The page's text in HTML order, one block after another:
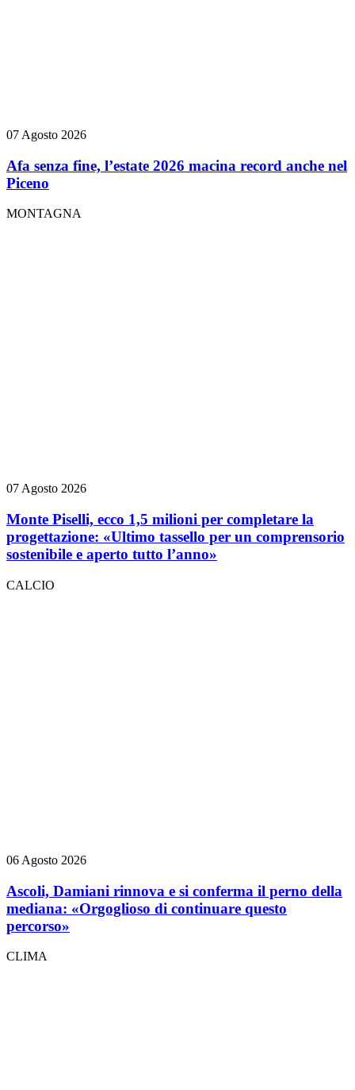
07 Agosto 2026
Afa senza fine, l’estate 2026 macina record anche nel
Piceno
MONTAGNA
07 Agosto 2026
Monte Piselli, ecco 1,5 milioni per completare la
progettazione: «Ultimo tassello per un comprensorio
sostenibile e aperto tutto l’anno»
CALCIO
06 Agosto 2026
Ascoli, Damiani rinnova e si conferma il perno della
mediana: «Orgoglioso di continuare questo
percorso»
CLIMA